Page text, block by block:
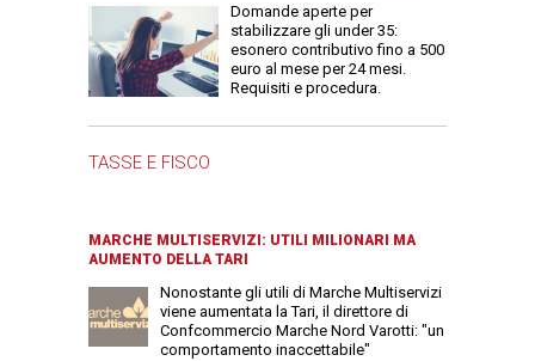
Domande aperte per
stabilizzare gli under 35:
esonero contributivo fino a 500
euro al mese per 24 mesi.
Requisiti e procedura.
TASSE E FISCO
MARCHE MULTISERVIZI: UTILI MILIONARI MA
AUMENTO DELLA TARI
Nonostante gli utili di Marche Multiservizi
viene aumentata la Tari, il direttore di
Confcommercio Marche Nord Varotti: "un
comportamento inaccettabile"